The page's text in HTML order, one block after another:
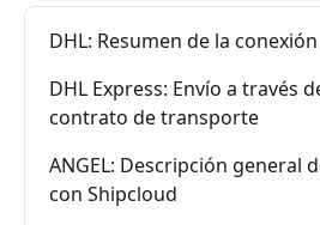
DHL: Resumen de la
DHL Express: Envío a través
contrato de transporte
ANGEL: Descripción general
con Shipcloud